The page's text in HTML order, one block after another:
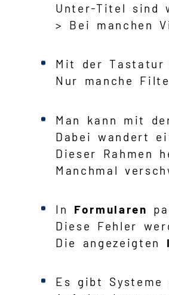
Unter-Titel sind
> Bei manchen
Mit der Tastatur
Nur manche
Man kann mit
Dabei wandert
Dieser Rahmen
Manchmal
In Formularen
Diese Fehler
Die angezeigten
Es gibt